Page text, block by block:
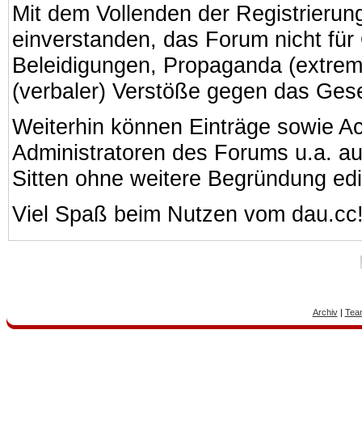
Mit dem Vollenden der
einverstanden, das Forum nicht
Beleidigungen, Propaganda
(verbaler) Verstöße gegen das
Weiterhin können Einträge sowie
Administratoren des Forums u.a.
Sitten ohne weitere Begründung
Viel Spaß beim Nutzen vom
Archiv|